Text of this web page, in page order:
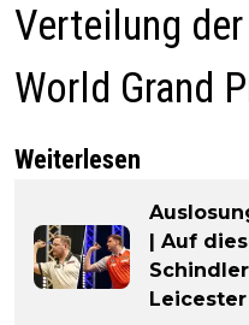
Verteilung
World Grand
Weiterlesen
| Auf
Leicester